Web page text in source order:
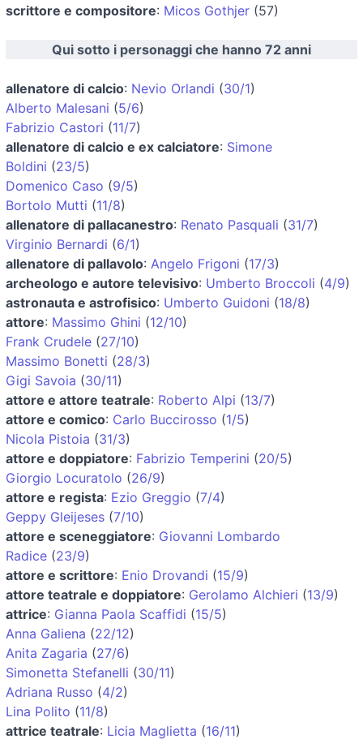
scrittore e compositore: Micos Gothjer (57)
Qui sotto i personaggi che hanno 72 anni
allenatore di calcio: Nevio Orlandi (30/1)
Alberto Malesani (5/6)
Fabrizio Castori (11/7)
allenatore di calcio e ex calciatore: Simone
Boldini (23/5)
Domenico Caso (9/5)
Bortolo Mutti (11/8)
allenatore di pallacanestro: Renato Pasquali (31/7)
Virginio Bernardi (6/1)
allenatore di pallavolo: Angelo Frigoni (17/3)
archeologo e autore televisivo: Umberto Broccoli (4/9)
astronauta e astrofisico: Umberto Guidoni (18/8)
attore: Massimo Ghini (12/10)
Frank Crudele (27/10)
Massimo Bonetti (28/3)
Gigi Savoia (30/11)
attore e attore teatrale: Roberto Alpi (13/7)
attore e comico: Carlo Buccirosso (1/5)
Nicola Pistoia (31/3)
attore e doppiatore: Fabrizio Temperini (20/5)
Giorgio Locuratolo (26/9)
attore e regista: Ezio Greggio (7/4)
Geppy Gleijeses (7/10)
attore e sceneggiatore: Giovanni Lombardo
Radice (23/9)
attore e scrittore: Enio Drovandi (15/9)
attore teatrale e doppiatore: Gerolamo Alchieri (13/9)
attrice: Gianna Paola Scaffidi (15/5)
Anna Galiena (22/12)
Anita Zagaria (27/6)
Simonetta Stefanelli (30/11)
Adriana Russo (4/2)
Lina Polito (11/8)
attrice teatrale: Licia Maglietta (16/11)